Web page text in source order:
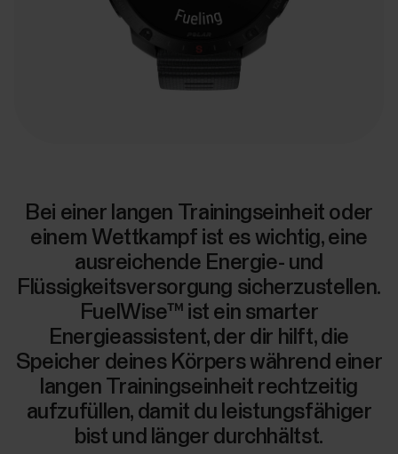
Bei einer langen Trainingseinheit oder
einem Wettkampf ist es wichtig, eine
ausreichende Energie- und
Flüssigkeitsversorgung sicherzustellen.
FuelWise™ ist ein smarter
Energieassistent, der dir hilft, die
Speicher deines Körpers während einer
langen Trainingseinheit rechtzeitig
aufzufüllen, damit du leistungsfähiger
bist und länger durchhältst.